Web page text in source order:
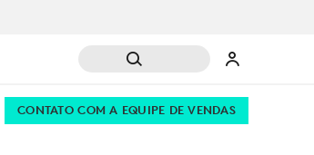
CONTATO COM A EQUIPE DE VENDAS